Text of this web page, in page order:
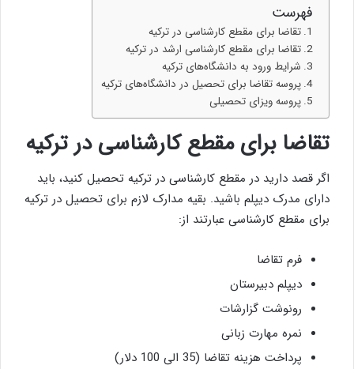
فهرست
تقاضا برای مقطع کارشناسی در ترکیه
تقاضا برای مقطع کارشناسی ارشد در ترکیه
شرایط ورود به دانشگاه‌های ترکیه
پروسه تقاضا برای تحصیل در دانشگاه‌های ترکیه
پروسه ویزای تحصیلی
تقاضا برای مقطع کارشناسی در ترکیه
اگر قصد دارید در مقطع کارشناسی در ترکیه تحصیل کنید، باید
دارای مدرک دیپلم باشید. بقیه مدارک لازم برای تحصیل در ترکیه
برای مقطع کارشناسی عبارتند از:
فرم تقاضا
دیپلم دبیرستان
رونوشت گزارشات
نمره مهارت زبانی
پرداخت هزینه تقاضا (35 الی 100 دلار)